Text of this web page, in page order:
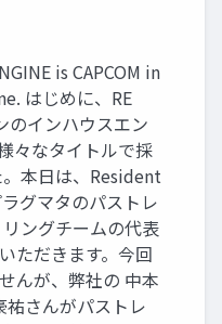
is CAPCOM in
はじめに、RE
のインハウスエン
々なタイトルで採
本日は、Resident
グマタのパストレ
ングチームの代表
ただきます。今回
んが、弊社の 中本
さんがパストレ